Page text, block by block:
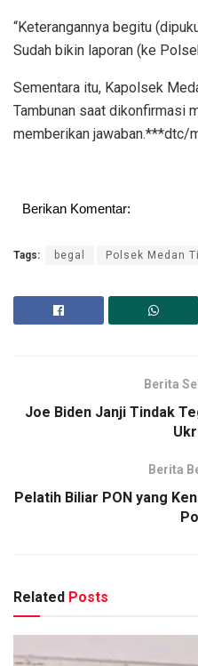
“Keterangannya begitu
Sudah bikin laporan (ke
Sementara itu, Kapolsek
Tambunan saat dikonfirmasi
memberikan jawaban.***dtc/
Berikan Komentar:
Tags: begal Polsek Medan
Berita
Joe Biden Janji Tindak
Berita
Pelatih Biliar PON yang
Related Posts